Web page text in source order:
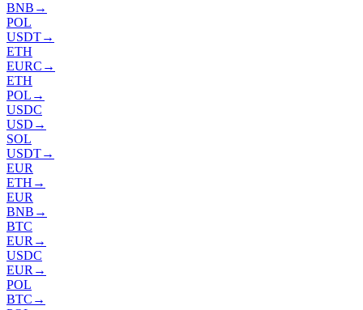
BNB →
POL
USDT→
ETH
EURC →
ETH
POL →
USDC
USD →
SOL
USDT→
EUR
ETH →
EUR
BNB →
BTC
EUR →
USDC
EUR →
POL
BTC →